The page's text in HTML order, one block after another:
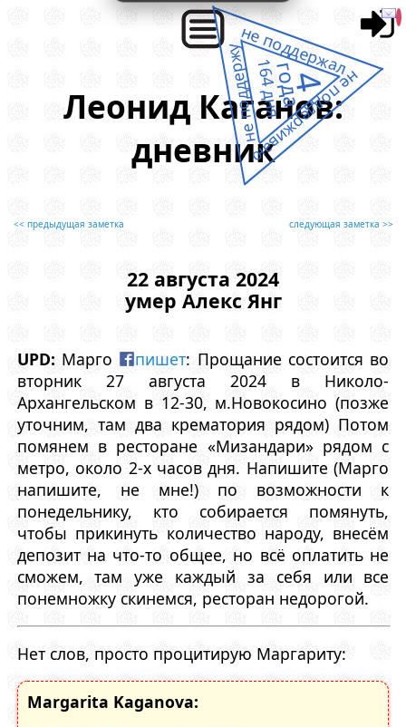
Леонид Каганов:
дневник
<< предыдущая заметка следующая заметка >>
22 августа 2024
умер Алекс Янг
UPD: Марго пишет: Прощание состоится во
вторник 27 августа 2024 в Николо-
Архангельском в 12-30, м.Новокосино (позже
уточним, там два крематория рядом) Потом
помянем в ресторане «Мизандари» рядом с
метро, около 2-х часов дня. Напишите (Марго
напишите, не мне!) по возможности к
понедельнику, кто собирается помянуть,
чтобы прикинуть количество народу, внесëм
депозит на что-то общее, но всë оплатить не
сможем, там уже каждый за себя или все
понемножку скинемся, ресторан недорогой.
Нет слов, просто процитирую Маргариту:
Margarita Kaganova:
не поддержал
не поддерживаю
не поддержу 4
года
164 дня